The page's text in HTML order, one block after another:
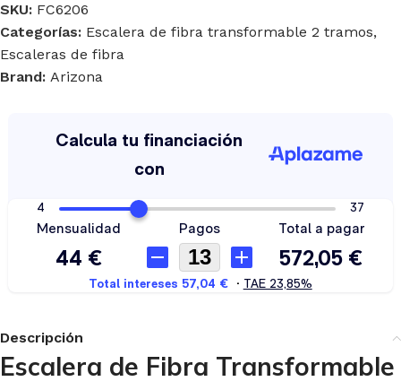
SKU: FC6206
Categorías: Escalera de fibra transformable 2 tramos,
Escaleras de fibra
Brand: Arizona
Descripción
Escalera de Fibra Transformable